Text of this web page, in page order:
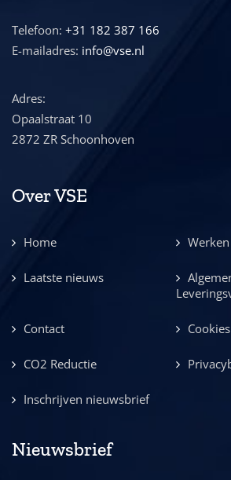
Telefoon: +31 182 387 166
E-mailadres: info@vse.nl
Adres:
Opaalstraat 10
2872 ZR Schoonhoven
Over VSE
Home Werken
Laatste nieuws
Contact Cookies
CO2 Reductie
Inschrijven nieuwsbrief
Nieuwsbrief